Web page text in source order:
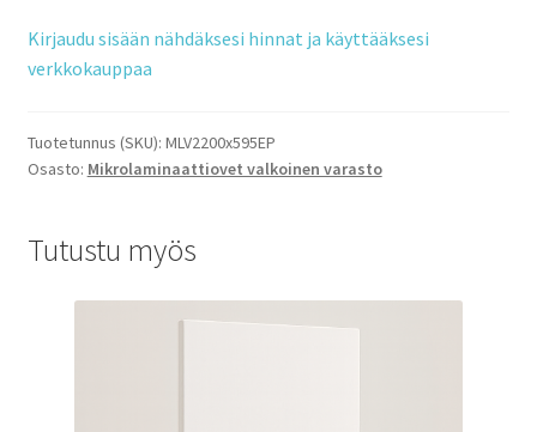
Kirjaudu sisään nähdäksesi hinnat ja käyttääksesi
verkkokauppaa
Tuotetunnus (SKU): MLV2200x595EP
Osasto: Mikrolaminaattiovet valkoinen varasto
Tutustu myös